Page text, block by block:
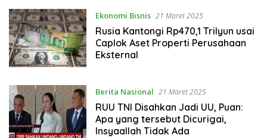
Ekonomi Bisnis 21 Maret 2025
Rusia Kantongi Rp470,1 Trilyun usai
Caplok Aset Properti Perusahaan
Eksternal
Berita Nasional 21 Maret 2025
RUU TNI Disahkan Jadi UU, Puan:
Apa yang tersebut Dicurigai,
Insyaallah Tidak Ada